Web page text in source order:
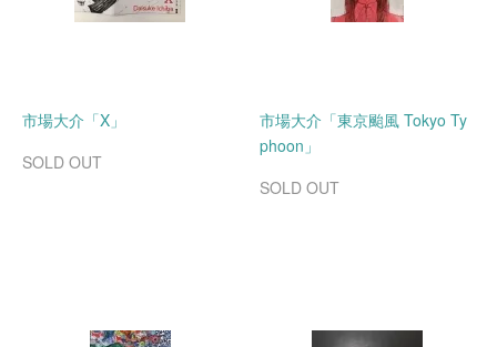
市場大介「X」
SOLD OUT
市場大介「東京颱風 Tokyo Ty
phoon」
SOLD OUT